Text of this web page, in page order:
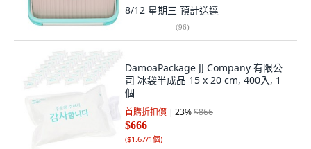
8/12 星期三 預計送達
(96)
DamoaPackage JJ Company 有限公
司 冰袋半成品 15 x 20 cm, 400入, 1
個
首購折扣價 23%$866
$666
($1.67/1個)